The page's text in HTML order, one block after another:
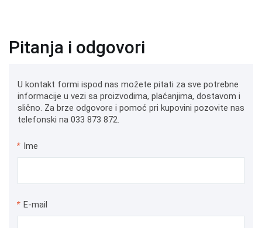
Pitanja i odgovori
U kontakt formi ispod nas možete pitati za sve potrebne
informacije u vezi sa proizvodima, plaćanjima, dostavom i
slično. Za brze odgovore i pomoć pri kupovini pozovite nas
telefonski na 033 873 872.
* Ime
* E-mail